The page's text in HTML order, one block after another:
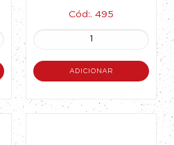
Cód:. 495
ADICIONAR